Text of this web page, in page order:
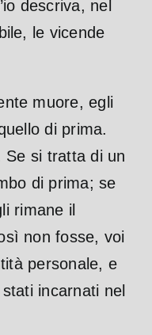
descriva, nel
le vicende
muore, egli
di prima.
Se si tratta di un
di prima; se
rimane il
non fosse, voi
personale, e
incarnati nel